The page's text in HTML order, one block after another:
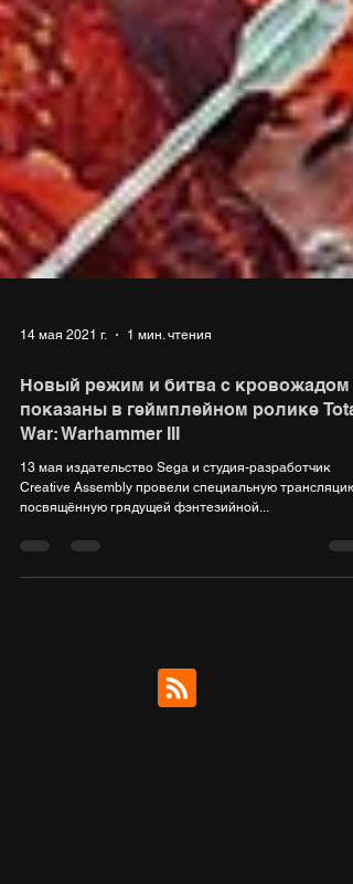
14 мая 2021 г. 1 мин. чтения
Новый режим и битва с кровожадом
показаны в геймплейном ролике Total
War: Warhammer III
Creative Assembly провели специальную трансляцию,